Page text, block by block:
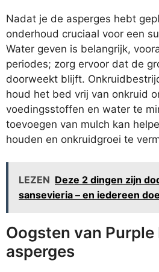
Nadat je de asperges hebt
onderhoud cruciaal voor een
Water geven is belangrijk,
periodes; zorg ervoor dat de
doorweekt blijft.
houd het bed vrij van onkruid
voedingsstoffen en water te
toevoegen van mulch kan
houden en onkruidgroei te
LEZEN Deze 2 dingen zijn
sansevieria – en iedereen
Oogsten van Purple
asperges